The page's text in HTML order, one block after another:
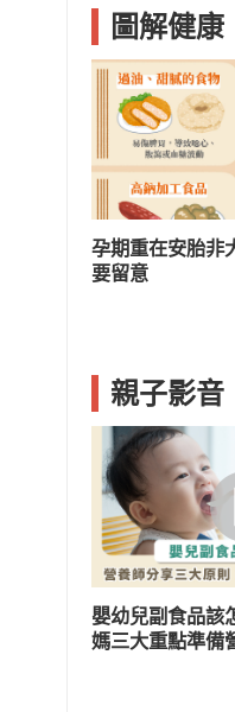
圖解健康
孕期重在安胎非
要留意
親子影音
嬰幼兒副食品該
媽三大重點準備